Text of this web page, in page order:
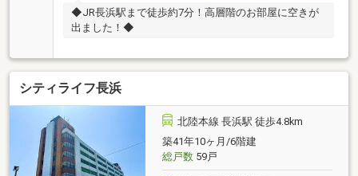
◆JR長浜駅まで徒歩約7分！高層階のお部屋に空きが
出ました！◆
シティライフ長浜
北陸本線 長浜駅 徒歩4.8km
築41年10ヶ月/6階建
総戸数59戸